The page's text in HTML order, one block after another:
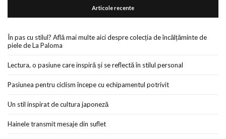
Articole recente
În pas cu stilul? Află mai multe aici despre colecția de încălțăminte de
piele de La Paloma
Lectura, o pasiune care inspiră și se reflectă în stilul personal
Pasiunea pentru ciclism începe cu echipamentul potrivit
Un stil inspirat de cultura japoneză
Hainele transmit mesaje din suflet